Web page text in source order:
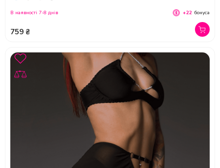
759 ₴
В наявності 7-8 днів +22 бонуса